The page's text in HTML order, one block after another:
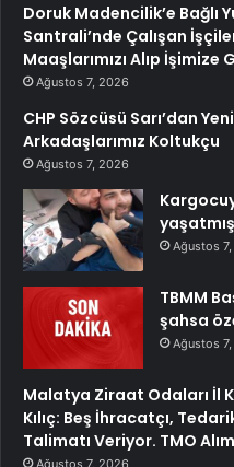
Doruk Madencilik’e Bağlı
Santrali’nde Çalışan
Maaşlarımızı Alıp İşimize
Ağustos 7, 2026
CHP Sözcüsü Sarı’dan
Arkadaşlarımız Koltukçu
Ağustos 7, 2026
Ağustos
TBMM
şahsa
Ağustos
Malatya Ziraat Odaları İl
Kılıç: Beş İhracatçı,
Talimatı Veriyor. TMO
Ağustos 7, 2026